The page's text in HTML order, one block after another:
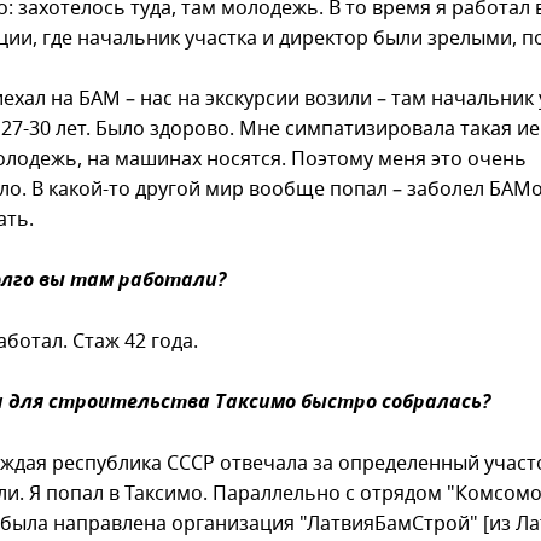
захотелось туда, там молодежь. В то время я работал
где начальник участка и директор были зрелыми,
на БАМ – нас на экскурсии возили – там начальник
30 лет. Было здорово. Мне симпатизировала такая
на машинах носятся. Поэтому меня это очень
В какой-то другой мир вообще попал – заболел
вы там работали?
Стаж 42 года.
для строительства Таксимо быстро собралась?
республика СССР отвечала за определенный
Я попал в Таксимо. Параллельно с отрядом
направлена организация "ЛатвияБамСтрой" [из